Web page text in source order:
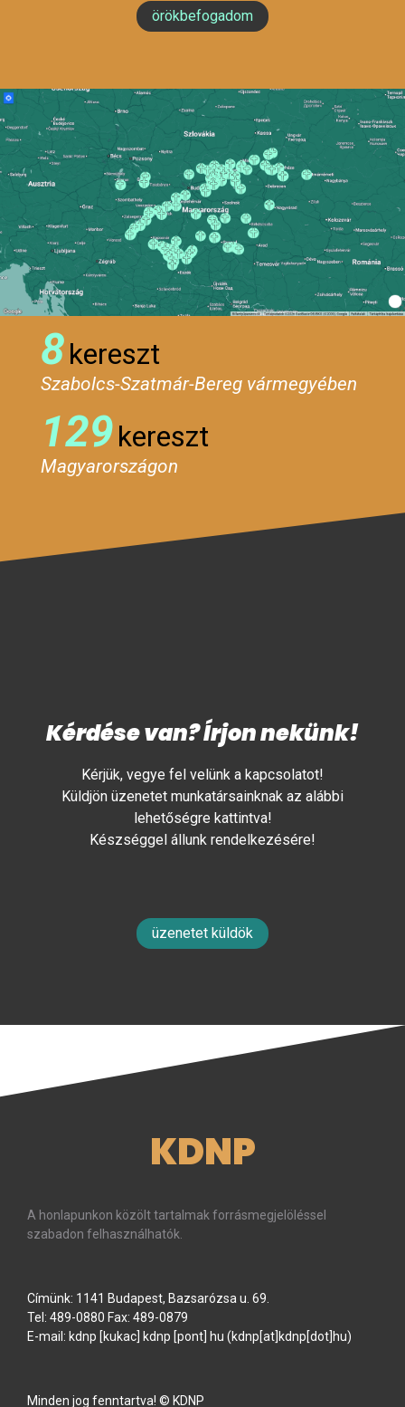
örökbefogadom
8kereszt
Szabolcs-Szatmár-Bereg vármegyében
129kereszt
Magyarországon
Kérdése van? Írjon nekünk!
Kérjük, vegye fel velünk a kapcsolatot!
Küldjön üzenetet munkatársainknak az alábbi
lehetőségre kattintva!
Készséggel állunk rendelkezésére!
üzenetet küldök
KDNP
A honlapunkon közölt tartalmak forrásmegjelöléssel
szabadon felhasználhatók.
Címünk: 1141 Budapest, Bazsarózsa u. 69.
Tel: 489-0880 Fax: 489-0879
E-mail: kdnp [kukac] kdnp [pont] hu (kdnp[at]kdnp[dot]hu)
Minden jog fenntartva! © KDNP